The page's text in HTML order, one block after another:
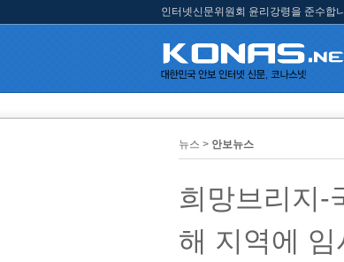
인터넷신문위원회 윤리강령을 준수합
뉴스 > 안보뉴스
희망브리지-
해 지역에 임